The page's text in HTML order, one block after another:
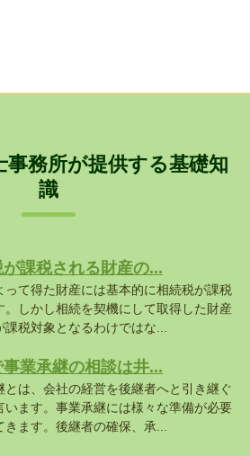
事務所が提供する基礎知
識
課税される財産の...
って得た財産には基本的に相続税が課税
。しかし相続を契機にして取得した財産
課税対象となるわけではな...
業承継の相談は井...
とは、会社の経営を後継者へと引き継ぐ
います。事業承継には様々な準備が必要
きます。後継者の確保、承...